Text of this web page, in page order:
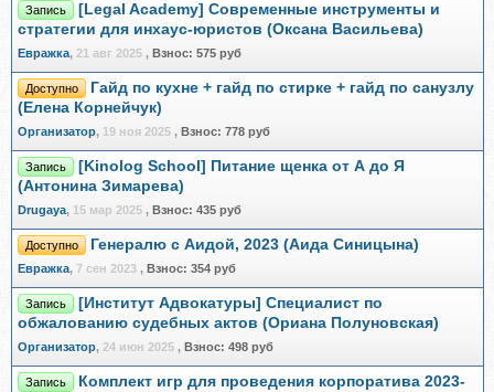
Запись
[Legal Academy] Современные инструменты и
стратегии для инхаус-юристов (Оксана Васильева)
Евражкa, 21 авг 2025 , Взнос: 575 руб
Доступно
Гайд по кухне + гайд по стирке + гайд по санузлу
(Елена Корнейчук)
Организатор, 19 ноя 2025 , Взнос: 778 руб
Запись
[Kinolog School] Питание щенка от А до Я
(Антонина Зимарева)
Drugaya, 15 мар 2025 , Взнос: 435 руб
Доступно Генералю с Аидой, 2023 (Аида Синицына)
Евражкa, 7 сен 2023 , Взнос: 354 руб
Запись
[Институт Адвокатуры] Специалист по
обжалованию судебных актов (Ориана Полуновская)
Организатор, 24 июн 2025 , Взнос: 498 руб
Запись
Комплект игр для проведения корпоратива 2023-